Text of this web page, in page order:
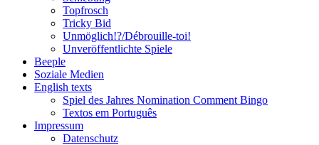
Topfrosch
Tricky Bid
Unmöglich!?/Débrouille-toi!
Unveröffentlichte Spiele
Beeple
Soziale Medien
English texts
Spiel des Jahres Nomination Comment Bingo
Textos em Português
Impressum
Datenschutz